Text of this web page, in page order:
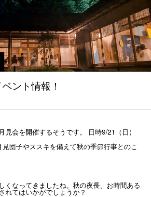
ント情報！
見会を開催するそうです。 日時9/21（日）
団子やススキを備えて秋の季節行事とのこ
くなってきましたね。秋の夜長、お時間ある
れてはいかがでしょうか？